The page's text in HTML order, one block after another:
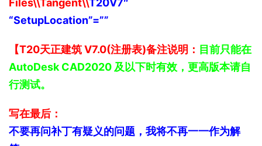
Files\\Tangent\\T20V7″
“SetupLocation”=””
【T20天正建筑 V7.0(注册表)备注说明： 目前只能在
AutoDesk CAD2020 及以下时有效，更高版本请自
行测试。
写在最后：
不要再问补丁有疑义的问题，我将不再一一作为解